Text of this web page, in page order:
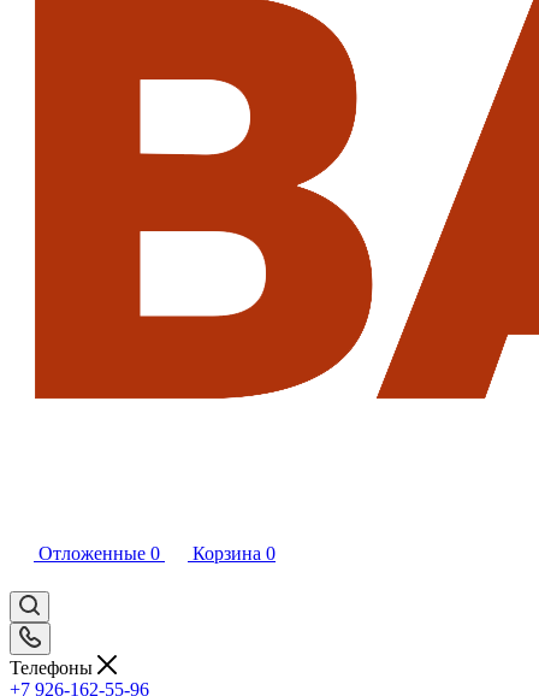
Отложенные 0 Корзина 0
Телефоны
+7 926-162-55-96